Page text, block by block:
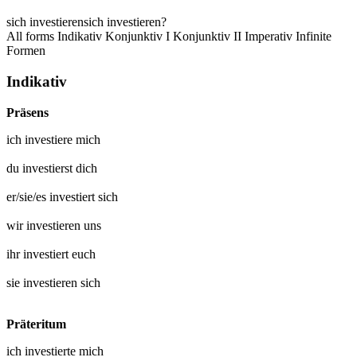
sich investierensich investieren?
All forms Indikativ Konjunktiv I Konjunktiv II Imperativ Infinite
Formen
Indikativ
Präsens
ich investiere mich
du investierst dich
er/sie/es investiert sich
wirinvestieren uns
ihrinvestiert euch
sie investieren sich
Präteritum
ich investierte mich